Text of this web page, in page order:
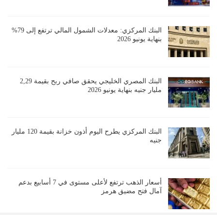
البنك المركزي: معدلات الشمول المالي ترتفع إلى 79%
بنهاية يونيو 2026
البنك المصري الخليجي يحقق صافي ربح بقيمة 2,29
مليار جنيه بنهاية يونيو 2026
البنك المركزي يطرح اليوم أذون خزانة بقيمة 120 مليار
جنيه
أسعار الذهب ترتفع لأعلى مستوى في 7 أسابيع بدعم
آمال فتح مضيق هرمز